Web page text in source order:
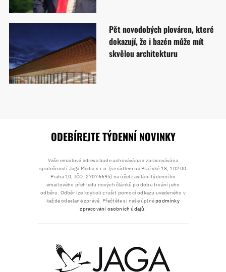
Pět novodobých plováren, které
dokazují, že i bazén může mít
skvělou architekturu
ODEBÍREJTE TÝDENNÍ NOVINKY
Vaše emailová adresa bude uchovávána a zpracovávána
společností Jaga Media s.r.o. (se sídlem na Pražské 18, 102 00
Praha 10, IČO: 27076695) na účel zasílání týdenního
emailového přehledu nových článků po dobu trvání jeho
odběru. Odběr lze kdykoli zrušit pomocí odkazu uvedeného v
každé odeslané zprávě. Přečtěte si naše úplnépodmínky
zpracování osobních údajů.